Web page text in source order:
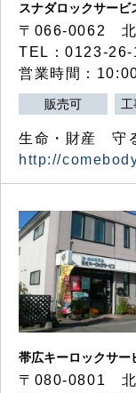
スナダロックサービ
〒066-0062 北
TEL：0123-
営業時間：
販売可
生命・財産 守
http://
帯広キーロックサー
〒080-0801 北